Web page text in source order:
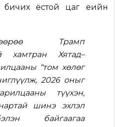
ёстой цаг үеийн
Трамп
хамтран Хятад–
“том хөлөг
2026 оныг
түүхэн,
шинэ эхлэл
байгаагаа